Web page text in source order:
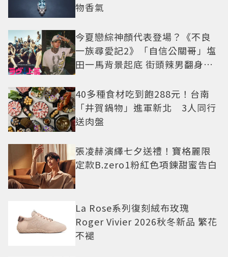
物香氣
今夏戀綜神顏代表登場？《不良
一族尋愛記2》「自信公關哥」塩
田一馬背景起底 街頭辣男翻身當
40多種食材吃到飽288元！台南
「井賀鍋物」進軍新北 3人同行
送肉盤
張凌赫演繹七夕送禮！寶格麗限
定款B.zero1粉紅色項鍊甜蜜告白
La Rose系列復刻絨布玫瑰
Roger Vivier 2026秋冬新品 繁花
不褪